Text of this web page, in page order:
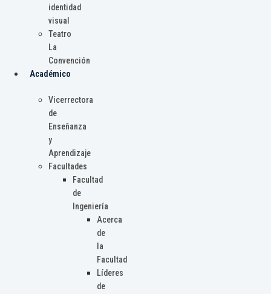
identidad
visual
Teatro
La
Convención
Académico
Vicerrectora
de
Enseñanza
y
Aprendizaje
Facultades
Facultad
de
Ingeniería
Acerca
de
la
Facultad
Líderes
de